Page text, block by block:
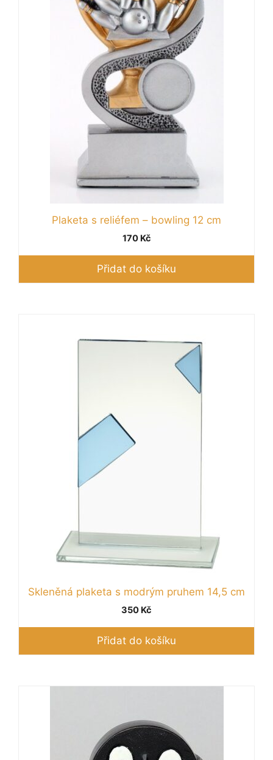
Plaketa s reliéfem – bowling 12 cm
170 Kč
Přidat do košíku
Skleněná plaketa s modrým pruhem 14,5 cm
350 Kč
Přidat do košíku